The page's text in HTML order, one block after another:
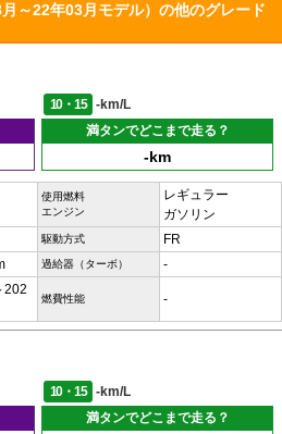
～22年03月モデル）の他のグレード
10・15
-km/L
満タンでどこまで走る？
-km
使用燃料
エンジン
レギュラー
ガソリン
駆動方式 FR
過給器（ターボ） -
202
燃費性能 -
10・15
-km/L
満タンでどこまで走る？